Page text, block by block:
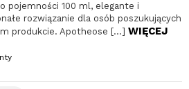
pojemności 100 ml, elegante i
rozwiązanie dla osób poszukujących
produkcie. Apotheose […] WIĘCEJ